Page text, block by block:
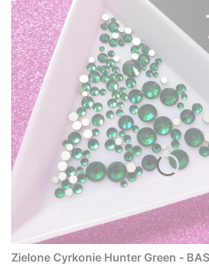
Zielone Cyrkonie Hunter Green -